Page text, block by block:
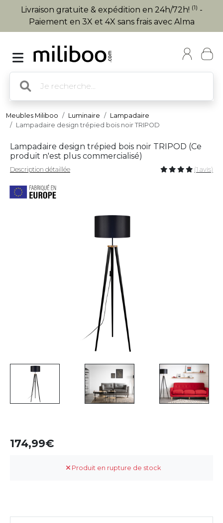
Livraison gratuite & expédition en 24h/72h! (1) -
Paiement en 3X et 4X sans frais avec Alma
Meubles Miliboo Luminaire
Lampadaire
Lampadaire design trépied bois noir TRIPOD
Lampadaire design trépied bois noir TRIPOD (Ce
produit n'est plus commercialisé)
Description détaillée (1 avis)
174,99
Produit en rupture de stock